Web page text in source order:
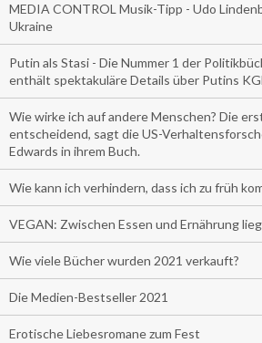
MEDIA CONTROL Musik-Tipp - Udo
Ukraine
Putin als Stasi - Die Nummer 1 der
enthält spektakuläre Details über Putins
Wie wirke ich auf andere Menschen? Die
entscheidend, sagt die US-
Edwards in ihrem Buch.
Wie kann ich verhindern, dass ich zu früh
VEGAN: Zwischen Essen und Ernährung
Wie viele Bücher wurden 2021 verkauft?
Die Medien-Bestseller 2021
Erotische Liebesromane zum Fest